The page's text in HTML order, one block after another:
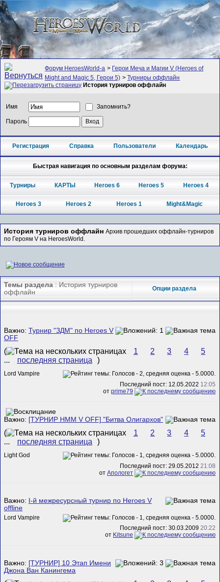
Форум HeroesWorld-а > Герои Меча и Магии V (Heroes of
Might and Magic 5, Герои 5) >Турниры оффлайн
История турниров оффлайн
Имя Запомнить?
Пароль
Регистрация Справка Пользователи Календарь
Быстрая навигация по основным разделам форума:
Турниры КАРТЫ Heroes 6 Heroes 5 Heroes 4
Heroes 3 Heroes 2 Heroes 1 Might&Magic
История турниров оффлайн Архив прошедших оффлайн-турниров
по Героям V на HeroesWorld.
Темы раздела : История турниров
оффлайн
Опции раздела
Важно: Турнир "ЗДМ" по Heroes V
OFF
( 1 2 3 4
5
...
последняя страница )
Lord Vampire
Последний пост: 12.05.2022 12:05
от prime79
Важно: [ТУРНИР HMM V OFF] "Битва Олигархов"
( 1 2 3 4
5
...
последняя страница )
Light God
Последний пост: 29.05.2012 21:08
от Апологет
Важно: I-й межресурсный турнир по Heroes V
offline
Lord Vampire
Последний пост: 30.03.2009 20:22
от Kitsune
Важно: [ТУРНИР] 10 Этап Имени
Джона Ван Канингема